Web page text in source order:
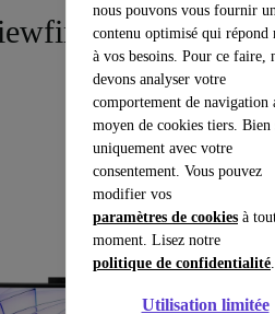
nous pouvons vous fournir
contenu optimisé qui répond
à vos besoins. Pour ce faire,
devons analyser votre
comportement de navigation
moyen de cookies tiers. Bien
uniquement avec votre
consentement. Vous pouvez
modifier vos
paramètres de cookies à
moment. Lisez notre
politique de confidentialité.
Utilisation limitée
S6 S65VC